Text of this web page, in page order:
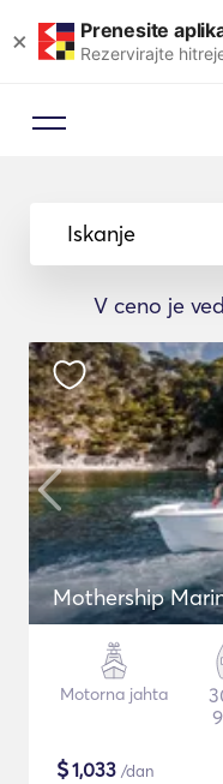
× Prenesite
Rezervirajte
Iskanje
V ceno je
Mothership
Motorna jahta
$1,033 /dan